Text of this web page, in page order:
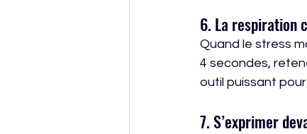
6. La respiration
Quand le stress
4 secondes,
outil puissant
7. S’exprimer